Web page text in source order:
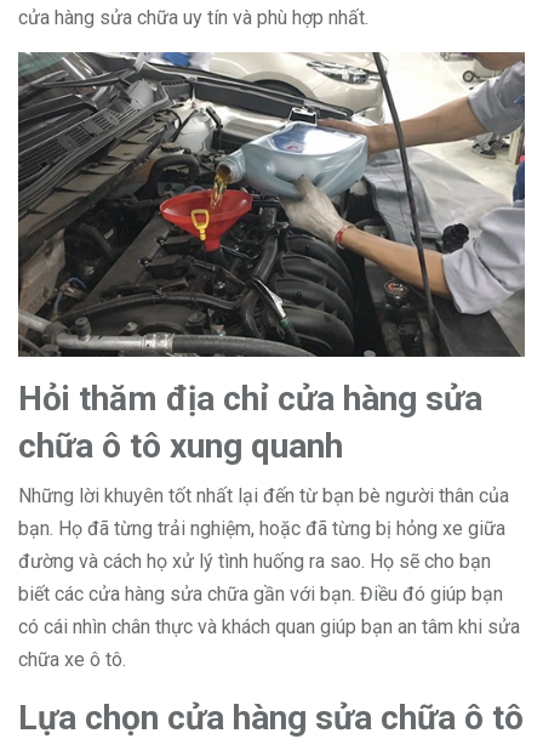
cửa hàng sửa chữa uy tín và phù hợp nhất.
Hỏi thăm địa chỉ cửa hàng sửa
chữa ô tô xung quanh
Những lời khuyên tốt nhất lại đến từ bạn bè người thân của
bạn. Họ đã từng trải nghiệm, hoặc đã từng bị hỏng xe giữa
đường và cách họ xử lý tình huống ra sao. Họ sẽ cho bạn
biết các cửa hàng sửa chữa gần với bạn. Điều đó giúp bạn
có cái nhìn chân thực và khách quan giúp bạn an tâm khi sửa
chữa xe ô tô.
Lựa chọn cửa hàng sửa chữa ô tô